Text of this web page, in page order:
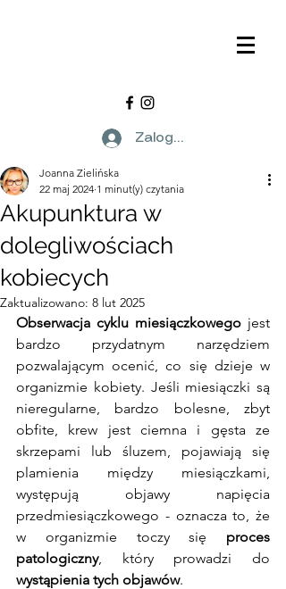
Zaloguj się
Akupunktura w
dolegliwościach
kobiecych
Joanna Zielińska
22 maj 2024 1 minut(y) czytania
Zaktualizowano: 8 lut 2025
Obserwacja cyklu miesiączkowego jest
bardzo przydatnym narzędziem
pozwalającym ocenić, co się dzieje w
organizmie kobiety. Jeśli miesiączki są
nieregularne, bardzo bolesne, zbyt
obfite, krew jest ciemna i gęsta ze
skrzepami lub śluzem, pojawiają się
plamienia między miesiączkami,
występują objawy napięcia
przedmiesiączkowego - oznacza to, że
w organizmie toczy się proces
patologiczny, który prowadzi do
wystąpienia tych objawów.